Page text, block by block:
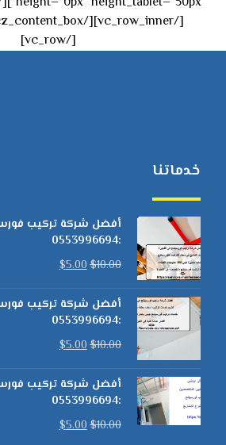
[/vc_row]
خدماتنا
أفضل شركة تركيب
:0553996694
$10.00
$5.00
أفضل شركة تركيب
:0553996694
$10.00
$5.00
أفضل شركة تركيب
:0553996694
$10.00
$5.00